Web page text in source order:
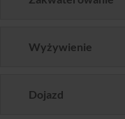
Wyżywienie
Dojazd